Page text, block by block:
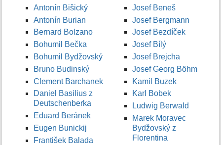
Antonín Bišický
Antonín Burian
Bernard Bolzano
Bohumil Bečka
Bohumil Bydžovský
Bruno Budinský
Clement Barchanek
Daniel Basilius z
Deutschenberka
Eduard Beránek
Eugen Bunickij
František Balada
Josef Beneš
Josef Bergmann
Josef Bezdíček
Josef Bílý
Josef Brejcha
Josef Georg Böhm
Kamil Buzek
Karl Bobek
Ludwig Berwald
Marek Moravec
Bydžovský z
Florentina